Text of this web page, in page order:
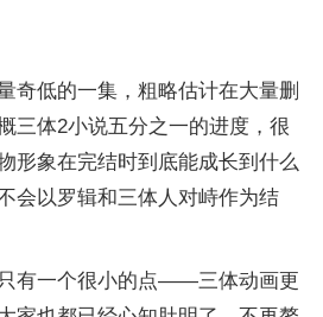
奇低的一集，粗略估计在大量删
三体2小说五分之一的进度，很
形象在完结时到底能成长到什么
会以罗辑和三体人对峙作为结
有一个很小的点——三体动画更